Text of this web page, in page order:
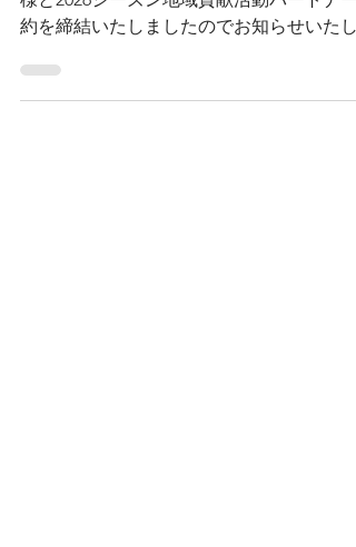
ゴーイング行政書士事務所はOsaka City SC
約を締結いたしましたのでお知らせいたし
す。